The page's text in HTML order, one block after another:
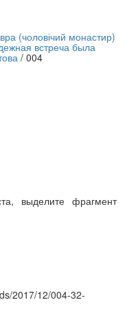
(чоловічий монастир)
встреча была
/ 004
выделите фрагмент
2017/12/004-32-